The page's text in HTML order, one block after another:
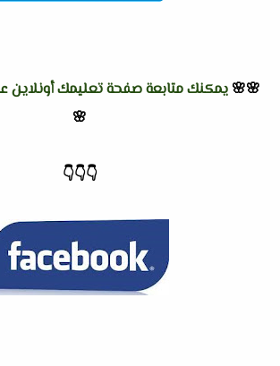
🌸🌸 يمكنك متابعة صفحة تعليمك أونلاين
🌸
👇
👇
👇